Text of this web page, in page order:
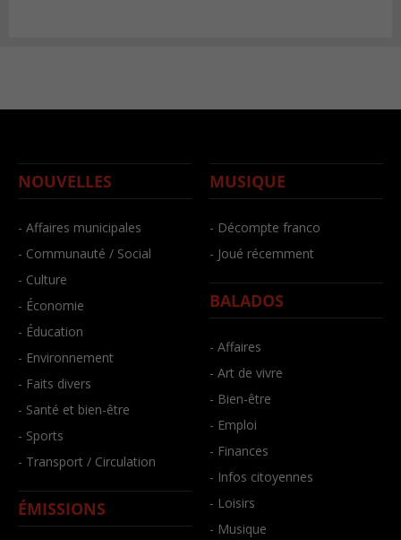
NOUVELLES
- Affaires municipales
- Communauté / Social
- Culture
- Économie
- Éducation
- Environnement
- Faits divers
- Santé et bien-être
- Sports
- Transport / Circulation
ÉMISSIONS
MUSIQUE
- Décompte franco
- Joué récemment
BALADOS
- Affaires
- Art de vivre
- Bien-être
- Emploi
- Finances
- Infos citoyennes
- Loisirs
- Musique